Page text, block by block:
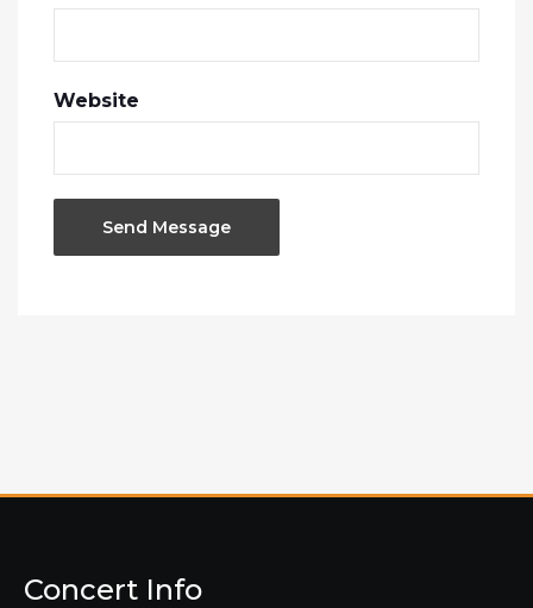
Website
Concert Info